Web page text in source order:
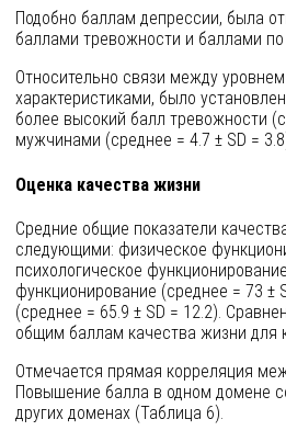
Подобно баллам депрессии, была
баллами тревожности и баллами
Относительно связи между
характеристиками, было
более высокий балл тревожности
мужчинами (среднее = 4.7 ± SD =
Оценка качества жизни
Средние общие показатели
следующими: физическое
психологическое
функционирование (среднее = 73
(среднее = 65.9 ± SD = 12.2).
общим баллам качества жизни для
Отмечается прямая корреляция
Повышение балла в одном домене
других доменах (Таблица 6).